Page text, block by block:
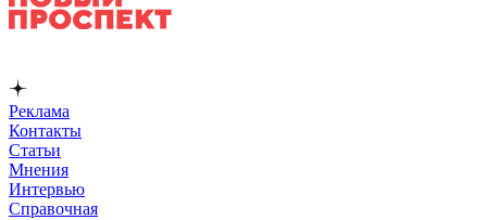
Реклама
Контакты
Статьи
Мнения
Интервью
Справочная